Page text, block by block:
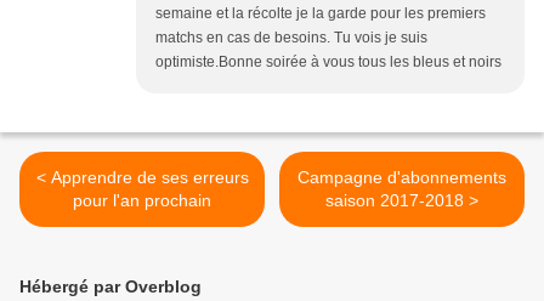
semaine et la récolte je la garde pour les premiers
matchs en cas de besoins. Tu vois je suis
optimiste.Bonne soirée à vous tous les bleus et noirs
< Apprendre de ses erreurs
pour l'an prochain
Campagne d'abonnements
saison 2017-2018 >
Hébergé par Overblog